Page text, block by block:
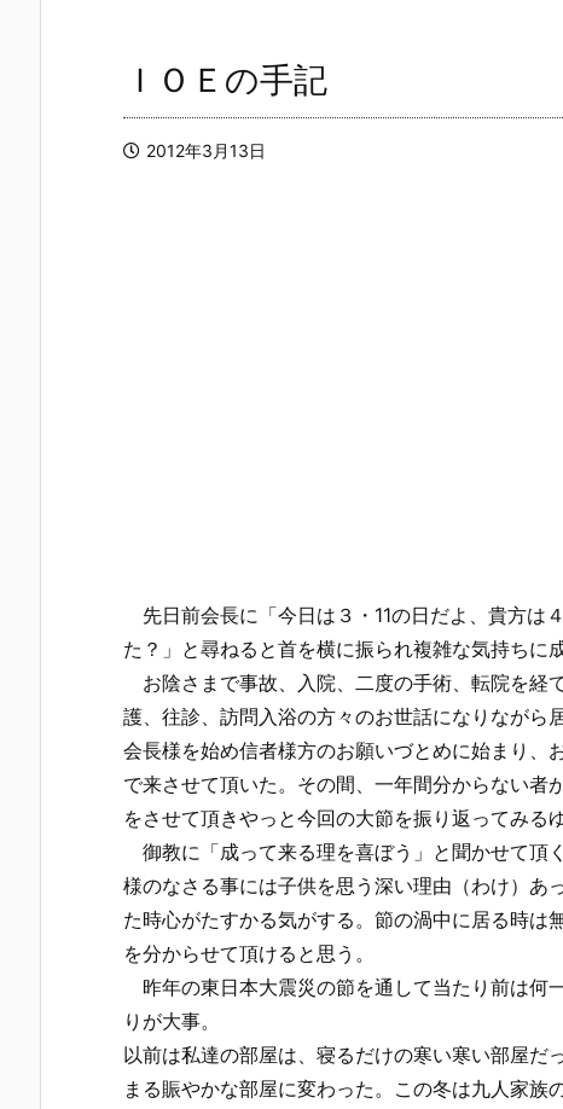
ＩＯＥの手記
2012年3月13日
先日前会長に「今日は３・11の日だよ、貴方は
た？」と尋ねると首を横に振られ複雑な気持ちに成
お陰さまで事故、入院、二度の手術、転院を経
護、往診、訪問入浴の方々のお世話になりながら
会長様を始め信者様方のお願いづとめに始まり、
で来させて頂いた。その間、一年間分からない者
をさせて頂きやっと今回の大節を振り返ってみる
御教に「成って来る理を喜ぼう」と聞かせて頂
様のなさる事には子供を思う深い理由（わけ）あ
た時心がたすかる気がする。節の渦中に居る時は
を分からせて頂けると思う。
昨年の東日本大震災の節を通して当たり前は何
りが大事。
以前は私達の部屋は、寝るだけの寒い寒い部屋
まる賑やかな部屋に変わった。この冬は九人家